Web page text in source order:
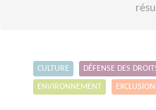
CULTURE DÉFENSE DES
ENVIRONNEMENT